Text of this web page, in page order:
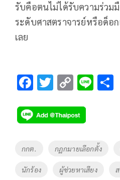
รับคือตนไม่ได้รับความร่วม
ระดับศาสตราจารย์หรือด็อ
เลย
F
e
b
o
o
T
tt
er
C
p
y
Li
Li
Tags
กกต. กฏกมายเลือกตั้ง
นักร้อง ผู้ช่วยหาเสียง